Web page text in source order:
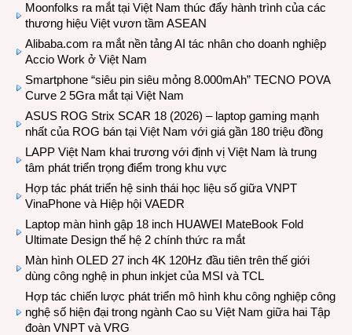
Moonfolks ra mắt tại Việt Nam thúc đẩy hành trình của các
thương hiệu Việt vươn tầm ASEAN
Alibaba.com ra mắt nền tảng AI tác nhân cho doanh nghiệp
Accio Work ở Việt Nam
Smartphone “siêu pin siêu mỏng 8.000mAh” TECNO POVA
Curve 2 5Gra mắt tại Việt Nam
ASUS ROG Strix SCAR 18 (2026) – laptop gaming mạnh
nhất của ROG bán tại Việt Nam với giá gần 180 triệu đồng
LAPP Việt Nam khai trương với định vị Việt Nam là trung
tâm phát triển trọng điểm trong khu vực
Hợp tác phát triển hệ sinh thái học liệu số giữa VNPT
VinaPhone và Hiệp hội VAEDR
Laptop màn hình gập 18 inch HUAWEI MateBook Fold
Ultimate Design thế hệ 2 chính thức ra mắt
Màn hình OLED 27 inch 4K 120Hz đầu tiên trên thế giới
dùng công nghệ in phun inkjet của MSI và TCL
Hợp tác chiến lược phát triển mô hình khu công nghiệp công
nghệ số hiện đại trong ngành Cao su Việt Nam giữa hai Tập
đoàn VNPT và VRG